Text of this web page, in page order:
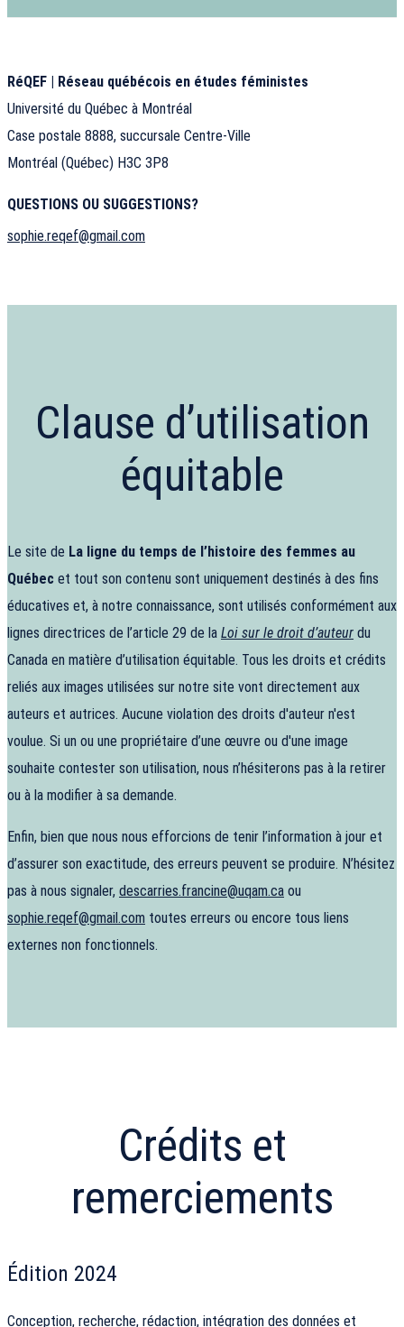
RéQEF | Réseau québécois en études féministes
Université du Québec à Montréal
Case postale 8888, succursale Centre-Ville
Montréal (Québec) H3C 3P8
QUESTIONS OU SUGGESTIONS?
sophie.reqef@gmail.com
Clause d’utilisation
équitable
Le site de La ligne du temps de l’histoire des femmes au
Québec et tout son contenu sont uniquement destinés à des fins
éducatives et, à notre connaissance, sont utilisés conformément aux
lignes directrices de l’article 29 de la Loi sur le droit d’auteur du
Canada en matière d’utilisation équitable. Tous les droits et crédits
reliés aux images utilisées sur notre site vont directement aux
auteurs et autrices. Aucune violation des droits d'auteur n'est
voulue. Si un ou une propriétaire d’une œuvre ou d'une image
souhaite contester son utilisation, nous n’hésiterons pas à la retirer
ou à la modifier à sa demande.
Enfin, bien que nous nous efforcions de tenir l’information à jour et
d’assurer son exactitude, des erreurs peuvent se produire. N’hésitez
pas à nous signaler, descarries.francine@uqam.ca ou
sophie.reqef@gmail.com toutes erreurs ou encore tous liens
externes non fonctionnels.
Crédits et
remerciements
Édition 2024
Conception, recherche, rédaction, intégration des données et